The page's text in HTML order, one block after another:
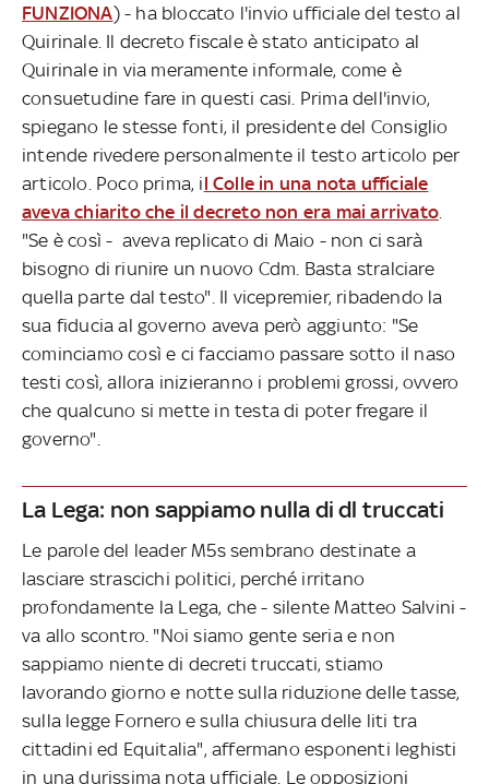
FUNZIONA) - ha bloccato l'invio ufficiale del testo al
Quirinale. Il decreto fiscale è stato anticipato al
Quirinale in via meramente informale, come è
consuetudine fare in questi casi. Prima dell'invio,
spiegano le stesse fonti, il presidente del Consiglio
intende rivedere personalmente il testo articolo per
articolo. Poco prima, il Colle in una nota ufficiale
aveva chiarito che il decreto non era mai arrivato
"Se è così - aveva replicato di Maio - non ci sarà
bisogno di riunire un nuovo Cdm. Basta stralciare
quella parte dal testo". Il vicepremier, ribadendo la
sua fiducia al governo aveva però aggiunto: "Se
cominciamo così e ci facciamo passare sotto il naso
testi così, allora inizieranno i problemi grossi, ovvero
che qualcuno si mette in testa di poter fregare il
governo".
La Lega: non sappiamo nulla di dl truccati
Le parole del leader M5s sembrano destinate a
lasciare strascichi politici, perché irritano
profondamente la Lega, che - silente Matteo Salvini -
va allo scontro. "Noi siamo gente seria e non
sappiamo niente di decreti truccati, stiamo
lavorando giorno e notte sulla riduzione delle tasse,
sulla legge Fornero e sulla chiusura delle liti tra
cittadini ed Equitalia", affermano esponenti leghisti
in una durissima nota ufficiale. Le opposizioni